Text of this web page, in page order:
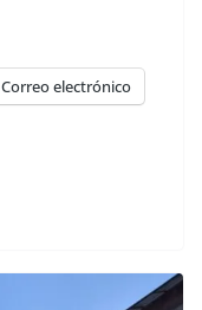
Correo electrónico